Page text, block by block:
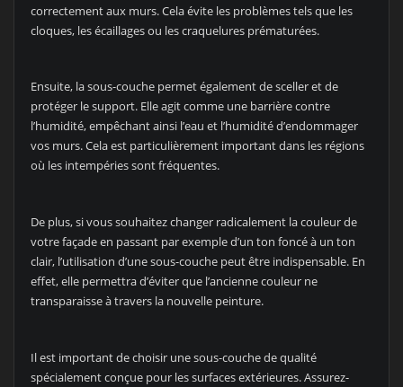
correctement aux murs. Cela évite les problèmes tels que les
cloques, les écaillages ou les craquelures prématurées.
Ensuite, la sous-couche permet également de sceller et de
protéger le support. Elle agit comme une barrière contre
l’humidité, empêchant ainsi l’eau et l’humidité d’endommager
vos murs. Cela est particulièrement important dans les régions
où les intempéries sont fréquentes.
De plus, si vous souhaitez changer radicalement la couleur de
votre façade en passant par exemple d’un ton foncé à un ton
clair, l’utilisation d’une sous-couche peut être indispensable. En
effet, elle permettra d’éviter que l’ancienne couleur ne
transparaisse à travers la nouvelle peinture.
Il est important de choisir une sous-couche de qualité
spécialement conçue pour les surfaces extérieures. Assurez-